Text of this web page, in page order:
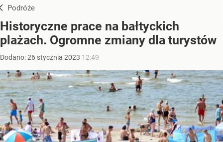
Podróże
Historyczne prace na bałtyckich
plażach. Ogromne zmiany dla turystów
Dodano:26 stycznia 2023 12:49